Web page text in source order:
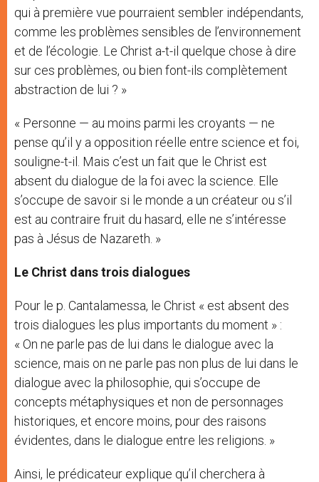
qui à première vue pourraient sembler indépendants,
comme les problèmes sensibles de l’environnement
et de l’écologie. Le Christ a-t-il quelque chose à dire
sur ces problèmes, ou bien font-ils complètement
abstraction de lui ? »
« Personne — au moins parmi les croyants — ne
pense qu’il y a opposition réelle entre science et foi,
souligne-t-il. Mais c’est un fait que le Christ est
absent du dialogue de la foi avec la science. Elle
s’occupe de savoir si le monde a un créateur ou s’il
est au contraire fruit du hasard, elle ne s’intéresse
pas à Jésus de Nazareth. »
Le Christ dans trois dialogues
Pour le p. Cantalamessa, le Christ « est absent des
trois dialogues les plus importants du moment » :
« On ne parle pas de lui dans le dialogue avec la
science, mais on ne parle pas non plus de lui dans le
dialogue avec la philosophie, qui s’occupe de
concepts métaphysiques et non de personnages
historiques, et encore moins, pour des raisons
évidentes, dans le dialogue entre les religions. »
Ainsi, le prédicateur explique qu’il cherchera à